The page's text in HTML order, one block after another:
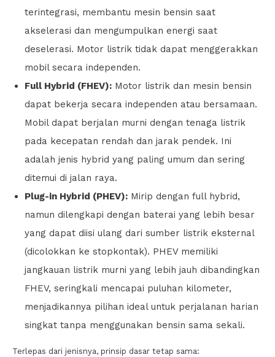
terintegrasi, membantu mesin bensin saat
akselerasi dan mengumpulkan energi saat
deselerasi. Motor listrik tidak dapat menggerakkan
mobil secara independen.
Full Hybrid (FHEV): Motor listrik dan mesin bensin
dapat bekerja secara independen atau bersamaan.
Mobil dapat berjalan murni dengan tenaga listrik
pada kecepatan rendah dan jarak pendek. Ini
adalah jenis hybrid yang paling umum dan sering
ditemui di jalan raya.
Plug-in Hybrid (PHEV): Mirip dengan full hybrid,
namun dilengkapi dengan baterai yang lebih besar
yang dapat diisi ulang dari sumber listrik eksternal
(dicolokkan ke stopkontak). PHEV memiliki
jangkauan listrik murni yang lebih jauh dibandingkan
FHEV, seringkali mencapai puluhan kilometer,
menjadikannya pilihan ideal untuk perjalanan harian
singkat tanpa menggunakan bensin sama sekali.
Terlepas dari jenisnya, prinsip dasar tetap sama: